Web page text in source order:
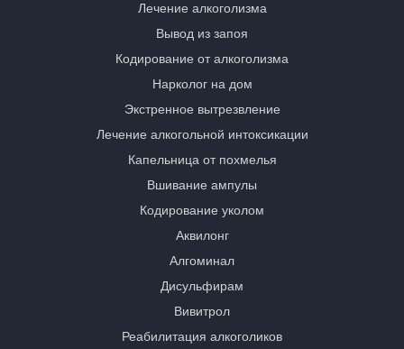
Лечение алкоголизма
Вывод из запоя
Кодирование от алкоголизма
Нарколог на дом
Экстренное вытрезвление
Лечение алкогольной интоксикации
Капельница от похмелья
Вшивание ампулы
Кодирование уколом
Аквилонг
Алгоминал
Дисульфирам
Вивитрол
Реабилитация алкоголиков